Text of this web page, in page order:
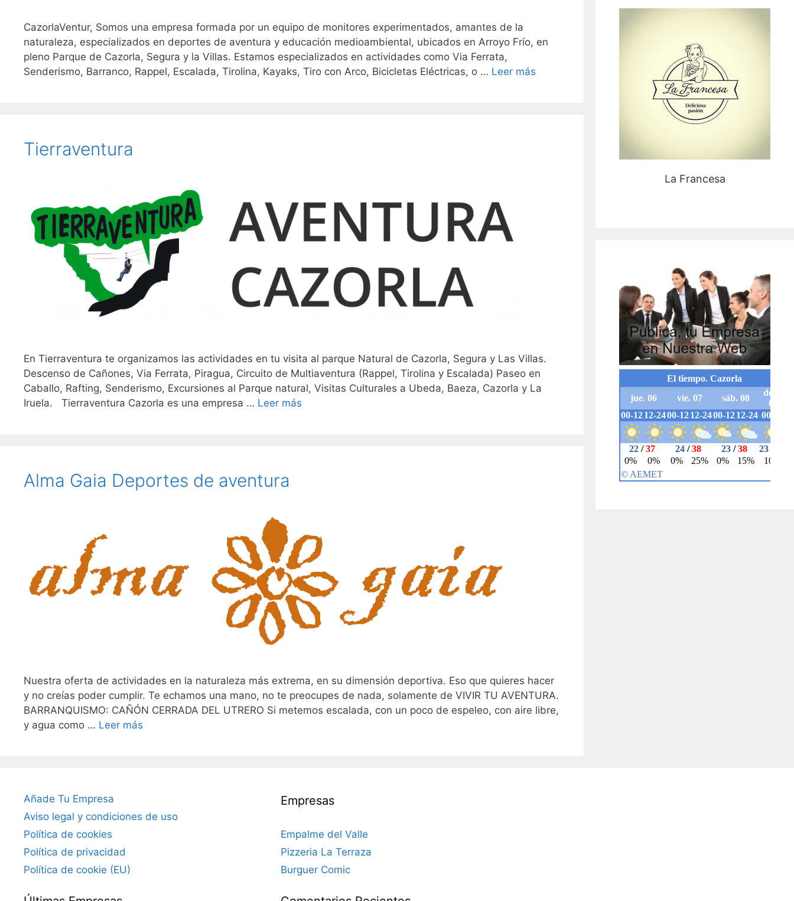
CazorlaVentur, Somos una empresa formada por un equipo de monitores experimentados, amantes de la
naturaleza, especializados en deportes de aventura y educación medioambiental, ubicados en Arroyo Frío, en
pleno Parque de Cazorla, Segura y la Villas. Estamos especializados en actividades como Via Ferrata,
Senderismo, Barranco, Rappel, Escalada, Tirolina, Kayaks, Tiro con Arco, Bicicletas Eléctricas, o … Leer más
Tierraventura
En Tierraventura te organizamos las actividades en tu visita al parque Natural de Cazorla, Segura y Las Villas.
Descenso de Cañones, Via Ferrata, Piragua, Circuito de Multiaventura (Rappel, Tirolina y Escalada) Paseo en
Caballo, Rafting, Senderismo, Excursiones al Parque natural, Visitas Culturales a Ubeda, Baeza, Cazorla y La
Iruela. Tierraventura Cazorla es una empresa … Leer más
Alma Gaia Deportes de aventura
Nuestra oferta de actividades en la naturaleza más extrema, en su dimensión deportiva. Eso que quieres hacer
y no creías poder cumplir. Te echamos una mano, no te preocupes de nada, solamente de VIVIR TU AVENTURA.
BARRANQUISMO: CAÑÓN CERRADA DEL UTRERO Si metemos escalada, con un poco de espeleo, con aire libre,
y agua como … Leer más
La Francesa
Añade Tu Empresa
Aviso legal y condiciones de uso
Política de cookies
Política de privacidad
Política de cookie (EU)
Empresas
Empalme del Valle
Pizzeria La Terraza
Burguer Comic